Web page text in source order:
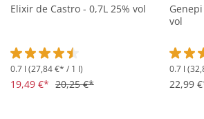
Elixir de Castro - 0,7L 25% vol
Durchschnittliche Bewertung von 4.5 von
0.7 l (27,84 €* / 1 l)
19,49 €* 20,25 €*
vol
0.7 l
22,99